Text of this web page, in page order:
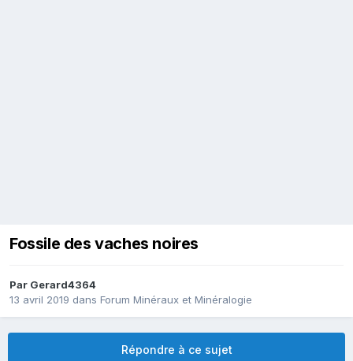
Fossile des vaches noires
Par Gerard4364
13 avril 2019 dans Forum Minéraux et Minéralogie
Répondre à ce sujet